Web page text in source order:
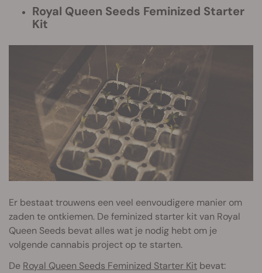
Royal Queen Seeds Feminized Starter
Kit
Er bestaat trouwens een veel eenvoudigere manier om
zaden te ontkiemen. De feminized starter kit van Royal
Queen Seeds bevat alles wat je nodig hebt om je
volgende cannabis project op te starten.
De Royal Queen Seeds Feminized Starter Kit bevat: